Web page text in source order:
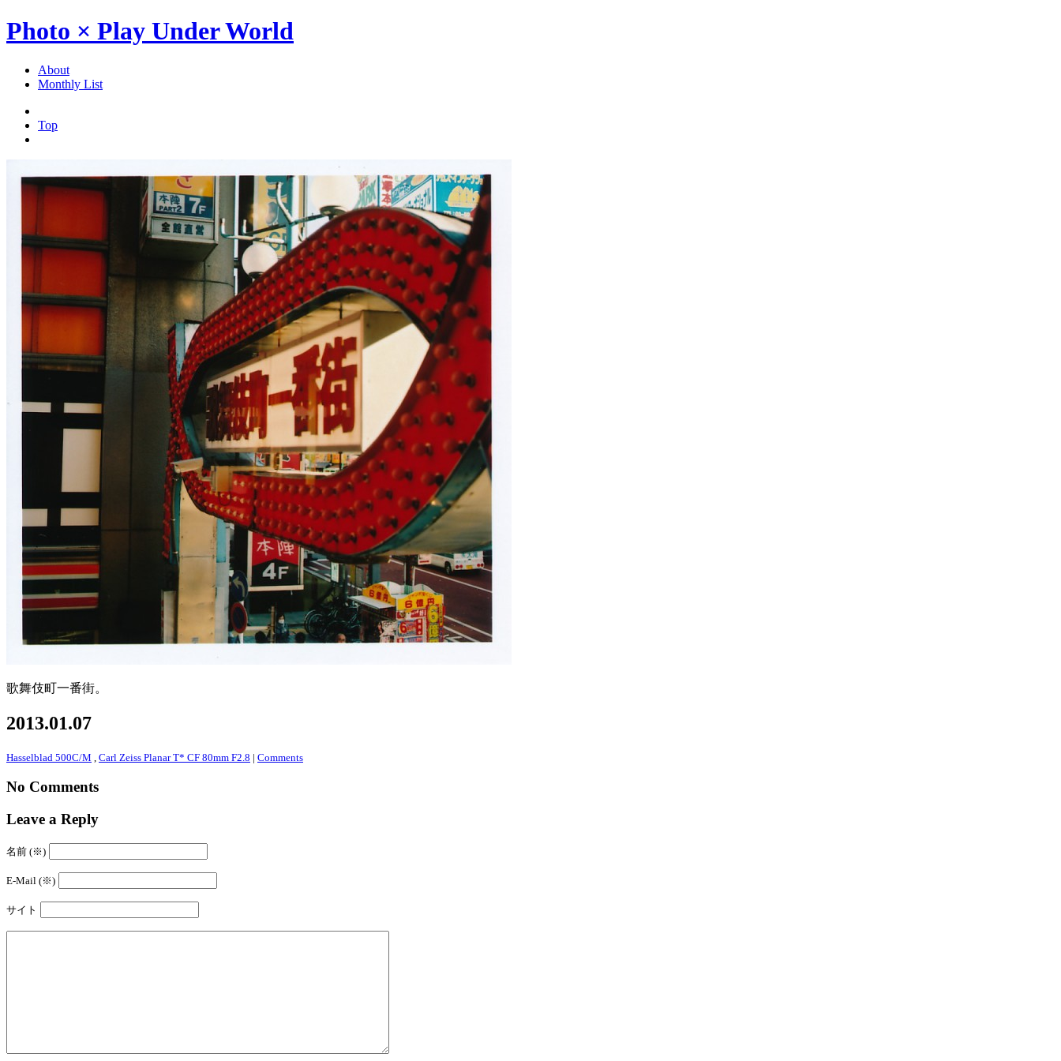
Photo × Play Under World
About
Monthly List
Top
歌舞伎町一番街。
2013.01.07
Hasselblad 500C/M Carl Zeiss Planar T* CF 80mm F2.8 | Comments
No Comments
Leave a Reply
名前 (※)
E-Mail (※)
サイト